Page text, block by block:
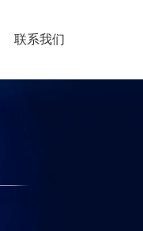
联系我们